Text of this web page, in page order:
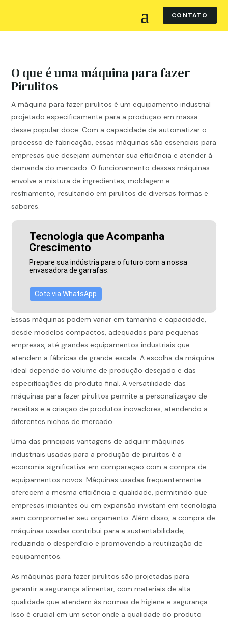
CONTATO
O que é uma máquina para fazer
Pirulitos
A máquina para fazer pirulitos é um equipamento industrial
projetado especificamente para a produção em massa
desse popular doce. Com a capacidade de automatizar o
processo de fabricação, essas máquinas são essenciais para
empresas que desejam aumentar sua eficiência e atender à
demanda do mercado. O funcionamento dessas máquinas
envolve a mistura de ingredientes, moldagem e
resfriamento, resultando em pirulitos de diversas formas e
sabores.
Tecnologia que Acompanha
Crescimento
Prepare sua indústria para o futuro com a nossa
envasadora de garrafas.
Cote via WhatsApp
Essas máquinas podem variar em tamanho e capacidade,
desde modelos compactos, adequados para pequenas
empresas, até grandes equipamentos industriais que
atendem a fábricas de grande escala. A escolha da máquina
ideal depende do volume de produção desejado e das
especificações do produto final. A versatilidade das
máquinas para fazer pirulitos permite a personalização de
receitas e a criação de produtos inovadores, atendendo a
diferentes nichos de mercado.
Uma das principais vantagens de adquirir máquinas
industriais usadas para a produção de pirulitos é a
economia significativa em comparação com a compra de
equipamentos novos. Máquinas usadas frequentemente
oferecem a mesma eficiência e qualidade, permitindo que
empresas iniciantes ou em expansão invistam em tecnologia
sem comprometer seu orçamento. Além disso, a compra de
máquinas usadas contribui para a sustentabilidade,
reduzindo o desperdício e promovendo a reutilização de
equipamentos.
As máquinas para fazer pirulitos são projetadas para
garantir a segurança alimentar, com materiais de alta
qualidade que atendem às normas de higiene e segurança.
Isso é crucial em um setor onde a qualidade do produto